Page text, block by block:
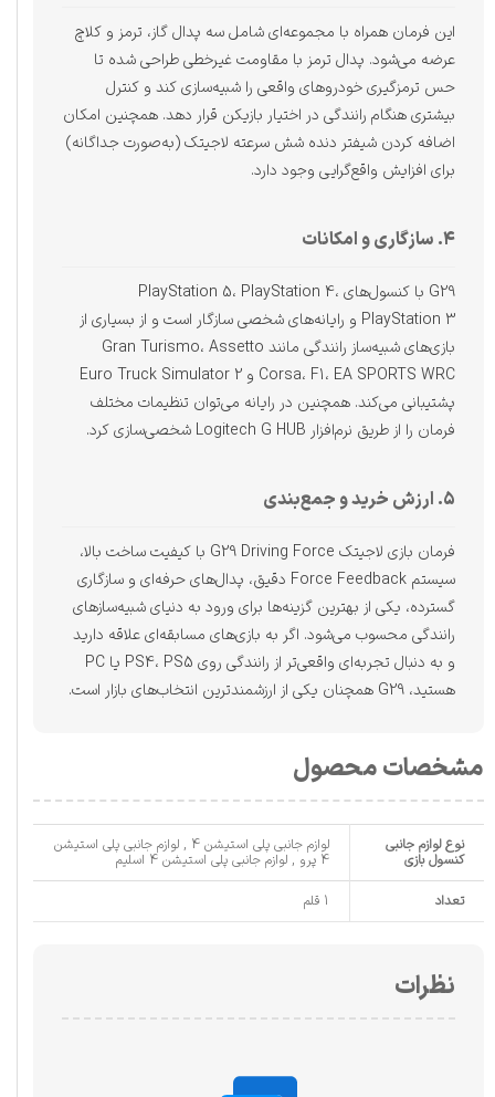
مشخصات محصول
نوع لوازم جانبی
کنسول بازی
لوازم جانبی پلی استیشن 4 , لوازم جانبی پلی استیشن
4 پرو , لوازم جانبی پلی استیشن 4 اسلیم
تعداد 1 قلم
این فرمان همراه با مجموعه‌ای شامل سه پدال گاز، ترمز و کلاچ
عرضه می‌شود. پدال ترمز با مقاومت غیرخطی طراحی شده تا
حس ترمزگیری خودروهای واقعی را شبیه‌سازی کند و کنترل
بیشتری هنگام رانندگی در اختیار بازیکن قرار دهد. همچنین امکان
اضافه کردن شیفتر دنده شش سرعته لاجیتک (به‌صورت جداگانه)
برای افزایش واقع‌گرایی وجود دارد.
۴. سازگاری و امکانات
G29 با کنسول‌های PlayStation 5، PlayStation 4،
PlayStation 3 و رایانه‌های شخصی سازگار است و از بسیاری از
بازی‌های شبیه‌ساز رانندگی مانند Gran Turismo، Assetto
Corsa، F1، EA SPORTS WRC و Euro Truck Simulator 2
پشتیبانی می‌کند. همچنین در رایانه می‌توان تنظیمات مختلف
فرمان را از طریق نرم‌افزار Logitech G HUB شخصی‌سازی کرد.
۵. ارزش خرید و جمع‌بندی
فرمان بازی لاجیتک G29 Driving Force با کیفیت ساخت بالا،
سیستم Force Feedback دقیق، پدال‌های حرفه‌ای و سازگاری
گسترده، یکی از بهترین گزینه‌ها برای ورود به دنیای شبیه‌سازهای
رانندگی محسوب می‌شود. اگر به بازی‌های مسابقه‌ای علاقه دارید
و به دنبال تجربه‌ای واقعی‌تر از رانندگی روی PS4، PS5 یا PC
هستید، G29 همچنان یکی از ارزشمندترین انتخاب‌های بازار است.
نظرات